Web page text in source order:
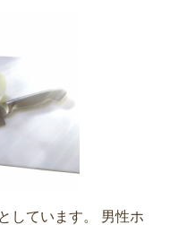
しています。 男性ホ